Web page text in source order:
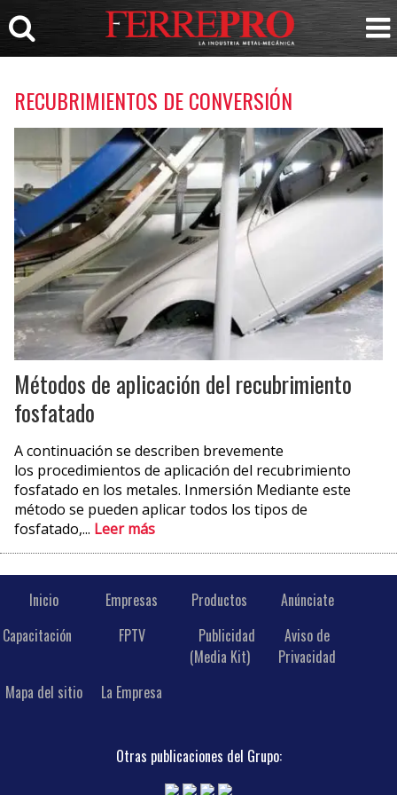
RECUBRIMIENTOS DE CONVERSIÓN
Métodos de aplicación del recubrimiento
fosfatado
A continuación se describen brevemente
los procedimientos de aplicación del recubrimiento
fosfatado en los metales. Inmersión Mediante este
método se pueden aplicar todos los tipos de
fosfatado,... Leer más
Inicio Empresas Productos
Anúnciate
Capacitación
FPTV
Publicidad
(Media Kit)
Aviso de
Privacidad
Mapa del sitio
La Empresa
Otras publicaciones del Grupo: